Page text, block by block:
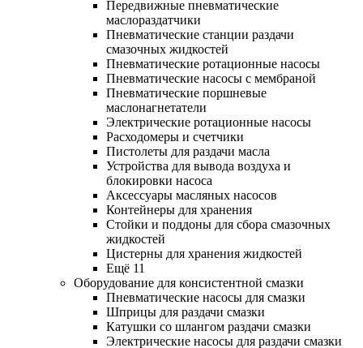
Передвижные пневматические
маслораздатчики
Пневматические станции раздачи
смазочных жидкостей
Пневматические ротационные насосы
Пневматические насосы с мембраной
Пневматические поршневые
маслонагнетатели
Электрические ротационные насосы
Расходомеры и счетчики
Пистолеты для раздачи масла
Устройства для вывода воздуха и
блокировки насоса
Аксессуары масляных насосов
Контейнеры для хранения
Стойки и поддоны для сбора смазочных
жидкостей
Цистерны для хранения жидкостей
Ещё 11
Оборудование для консистентной смазки
Пневматические насосы для смазки
Шприцы для раздачи смазки
Катушки со шлангом раздачи смазки
Электрические насосы для раздачи смазки